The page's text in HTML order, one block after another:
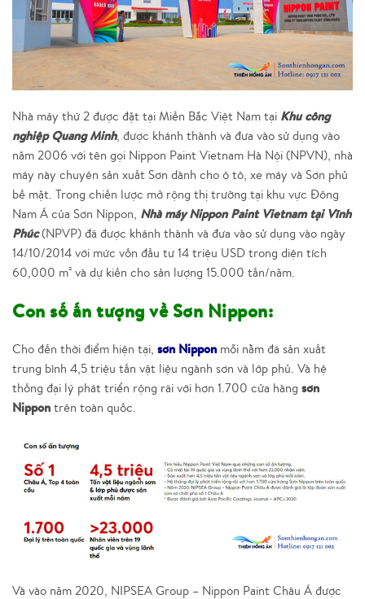
Nhà máy thứ 2 được đặt tại Miền Bắc Việt Nam tại Khu công
nghiệp Quang Minh, được khánh thành và đưa vào sử dụng vào
năm 2006 với tên gọi Nippon Paint Vietnam Hà Nội (NPVN), nhà
máy này chuyên sản xuất Sơn dành cho ô tô, xe máy và Sơn phủ
bề mặt. Trong chiến lược mở rộng thị trường tại khu vực Đông
Nam Á của Sơn Nippon, Nhà máy Nippon Paint Vietnam tại Vĩnh
Phúc(NPVP) đã được khánh thành và đưa vào sử dụng vào ngày
14/10/2014 với mức vốn đầu tư 14 triệu USD trong diện tích
60,000 m² và dự kiến cho sản lượng 15.000 tấn/năm.
Con số ấn tượng về Sơn Nippon:
Cho đến thời điểm hiện tại, sơn Nippon mỗi nằm đã sản xuất
trung bình 4,5 triệu tấn vật liệu ngành sơn và lớp phủ. Và hệ
thống đại lý phát triển rộng rãi với hơn 1.700 cửa hàng sơn
Nippon trên toàn quốc.
Và vào năm 2020, NIPSEA Group – Nippon Paint Châu Á được